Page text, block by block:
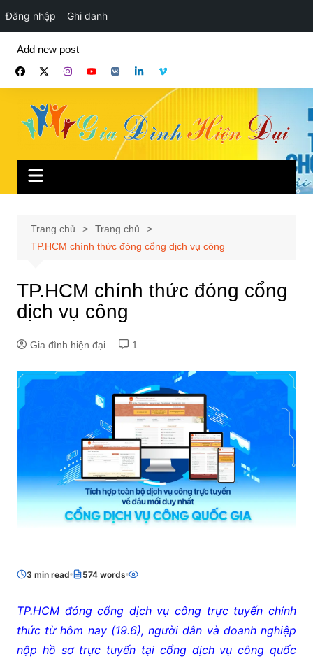
Đăng nhập Ghi danh
phần
Add new post
Trang chủ
Trang chủ
TP.HCM chính thức đóng cổng dịch vụ công
TP.HCM chính thức đóng cổng
dịch vụ công
Gia đình hiện đại 1
3 min read 574 words
TP.HCM đóng cổng dịch vụ công trực tuyến chính
thức từ hôm nay (19.6), người dân và doanh nghiệp
nộp hồ sơ trực tuyến tại cổng dịch vụ công quốc